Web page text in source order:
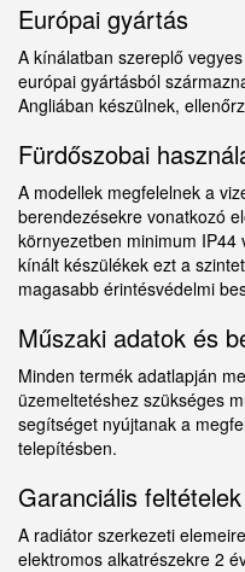
Európai gyártás
A kínálatban szereplő
európai gyártásból
Angliában készülnek,
Fürdőszobai
A modellek megfelelnek a
berendezésekre vonatkozó
környezetben minimum
kínált készülékek ezt a
magasabb érintésvédelmi
Műszaki adatok és
Minden termék adatlapján
üzemeltetéshez szükséges
segítséget nyújtanak a
telepítésben.
Garanciális feltételek
A radiátor szerkezeti
elektromos alkatrészekre 2